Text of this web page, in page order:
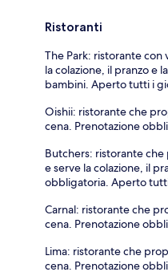
Ristoranti
The Park: ristorante con
la colazione, il pranzo e
bambini. Aperto tutti i
Oishii: ristorante che
cena. Prenotazione
Butchers: ristorante
e serve la colazione, il
obbligatoria. Aperto
Carnal: ristorante che
cena. Prenotazione
Lima: ristorante che
cena. Prenotazione